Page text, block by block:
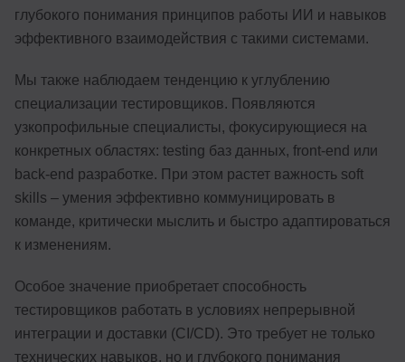
глубокого понимания принципов работы ИИ и навыков
эффективного взаимодействия с такими системами.
Мы также наблюдаем тенденцию к углублению
специализации тестировщиков. Появляются
узкопрофильные специалисты, фокусирующиеся на
конкретных областях: testing баз данных, front-end или
back-end разработке. При этом растет важность soft
skills – умения эффективно коммуницировать в
команде, критически мыслить и быстро адаптироваться
к изменениям.
Особое значение приобретает способность
тестировщиков работать в условиях непрерывной
интеграции и доставки (CI/CD). Это требует не только
технических навыков, но и глубокого понимания